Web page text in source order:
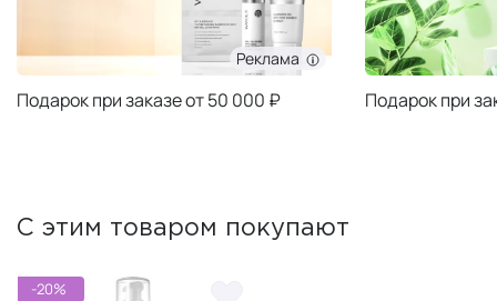
Реклама
Подарок при заказе от 50 000 ₽ Подарок при
С этим товаром покупают
-20%